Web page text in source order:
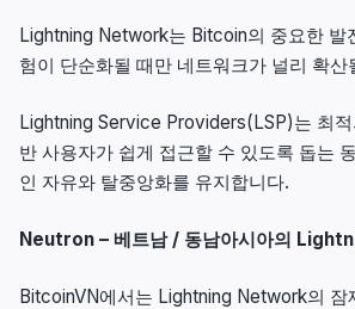
Lightning Network는 Bitcoin의 중요한 발
험이 단순화될 때만 네트워크가 널리 확산
Lightning Service Providers(LSP)는 최적
반 사용자가 쉽게 접근할 수 있도록 돕는
인 자유와 탈중앙화를 유지합니다.
Neutron – 베트남 / 동남아시아의
BitcoinVN에서는 Lightning Network의 잠